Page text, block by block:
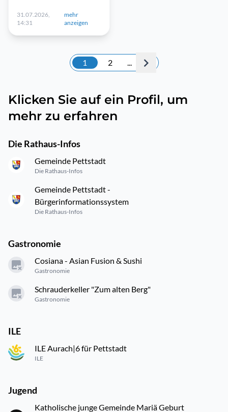
31.07.2026,
14:31
mehr
anzeigen
1 2 ...
Klicken Sie auf ein Profil, um
mehr zu erfahren
Die Rathaus-Infos
Gemeinde Pettstadt
Die Rathaus-Infos
Gemeinde Pettstadt -
Bürgerinformationssystem
Die Rathaus-Infos
Gastronomie
Cosiana - Asian Fusion & Sushi
Gastronomie
Schrauderkeller "Zum alten Berg"
Gastronomie
ILE
ILE Aurach|6 für Pettstadt
ILE
Jugend
Katholische junge Gemeinde Mariä Geburt